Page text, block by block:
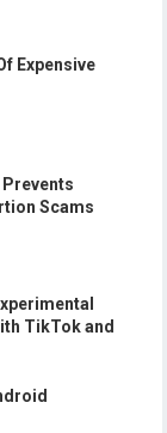
Expensive
Prevents
Scams
TikTok and